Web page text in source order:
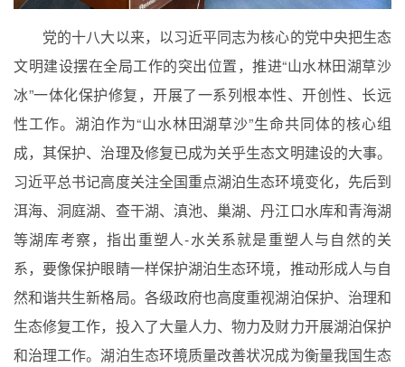
党的十八大以来，以习近平同志为核心的党中央把生态
文明建设摆在全局工作的突出位置，推进“山水林田湖草沙
冰”一体化保护修复，开展了一系列根本性、开创性、长远
性工作。 湖泊作为“山水林田湖草沙”生命共同体的核心组
成，其保护、治理及修复已成为关乎生态文明建设的大事。
习近平总书记高度关注全国重点湖泊生态环境变化，先后到
洱海、洞庭湖、查干湖、滇池、巢湖、丹江口水库和青海湖
等湖库考察，指出重塑人-水关系就是重塑人与自然的关
系，要像保护眼睛一样保护湖泊生态环境，推动形成人与自
然和谐共生新格局。各级政府也高度重视湖泊保护、治理和
生态修复工作，投入了大量人力、物力及财力开展湖泊保护
和治理工作。湖泊生态环境质量改善状况成为衡量我国生态